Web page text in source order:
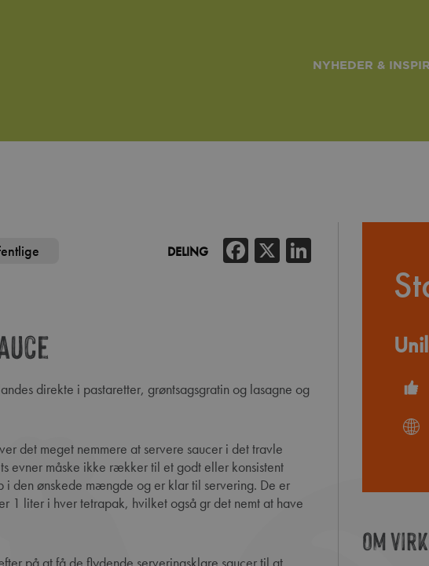
NYHEDER &
DELING Facebook
X LinkedIn
evner måske ikke rækker til et godt eller konsistent
i den ønskede mængde og er klar til servering. De er
1 liter i hver tetrapak, hvilket også gr det nemt at have
Om